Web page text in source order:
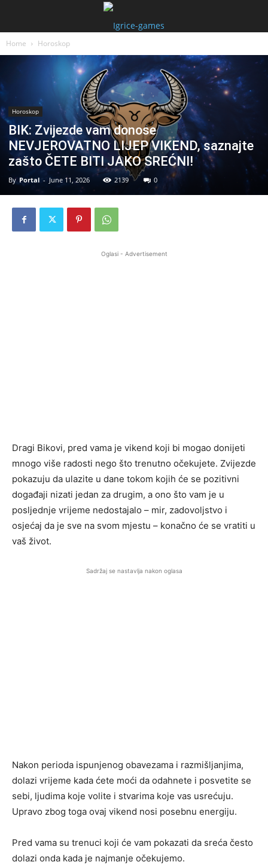
Home Horoskop
Horoskop
BIK: Zvijezde vam donose
NEVJEROVATNO LIJEP VIKEND, saznajte
zašto ČETE BITI JAKO SREĆNI!
By Portal - June 11, 2026 2139 0
Oglasi - Advertisement
Dragi Bikovi, pred vama je vikend koji bi mogao donijeti
mnogo više radosti nego što trenutno očekujete. Zvijezde
pokazuju da ulazite u dane tokom kojih će se pozitivni
događaji nizati jedan za drugim, a ono što vam je u
posljednje vrijeme nedostajalo – mir, zadovoljstvo i
osjećaj da je sve na svom mjestu – konačno će se vratiti u
vaš život.
Sadržaj se nastavlja nakon oglasa
Nakon perioda ispunjenog obavezama i razmišljanjima,
dolazi vrijeme kada ćete moći da odahnete i posvetite se
sebi, ljudima koje volite i stvarima koje vas usrećuju.
Upravo zbog toga ovaj vikend nosi posebnu energiju.
Pred vama su trenuci koji će vam pokazati da sreća često
dolazi onda kada je najmanje očekujemo.